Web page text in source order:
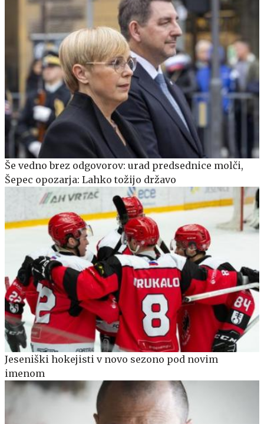
Še vedno brez odgovorov: urad predsednice molči,
Šepec opozarja: Lahko tožijo državo
Jeseniški hokejisti v novo sezono pod novim
imenom